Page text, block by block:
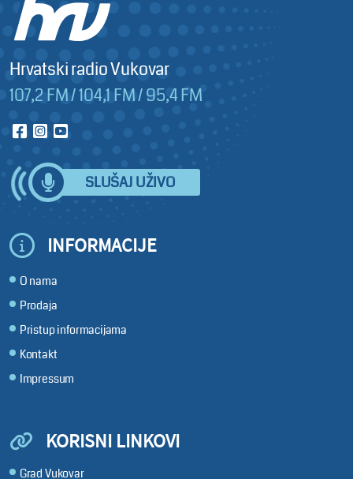
Hrvatski radio Vukovar
107,2 FM / 104,1 FM / 95,4 FM
SLUŠAJ UŽIVO
INFORMACIJE
O nama
Prodaja
Pristup informacijama
Kontakt
Impressum
KORISNI LINKOVI
Grad Vukovar